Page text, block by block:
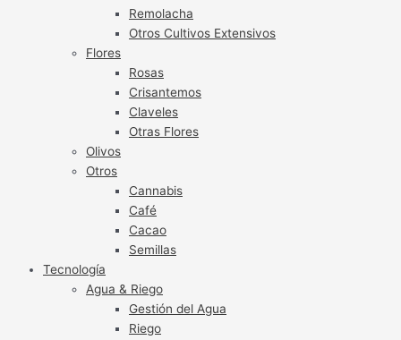
Remolacha
Otros Cultivos Extensivos
Flores
Rosas
Crisantemos
Claveles
Otras Flores
Olivos
Otros
Cannabis
Café
Cacao
Semillas
Tecnología
Agua & Riego
Gestión del Agua
Riego